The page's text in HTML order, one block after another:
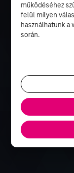
működéséhez
felül milyen
használhatunk
során.